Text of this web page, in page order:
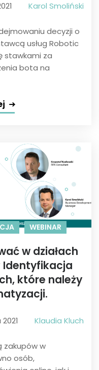
Karol Smoliński
decyzji o
usług Robotic
stawkami za
bota na
WEBINAR
w działach
Identyfikacja
które należy
Klaudia Kluch
zakupów w
osób,